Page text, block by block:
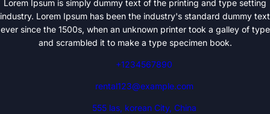
Lorem Ipsum is simply dummy text of the printing and type setting
industry. Lorem Ipsum has been the industry's standard dummy text
ever since the 1500s, when an unknown printer took a galley of type
and scrambled it to make a type specimen book.
+1234567890
rental123@example.com
555 las, korean City, China